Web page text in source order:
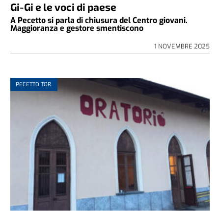
Gi-Gi e le voci di paese
A Pecetto si parla di chiusura del Centro giovani.
Maggioranza e gestore smentiscono
1 NOVEMBRE 2025
PECETTO TOR.